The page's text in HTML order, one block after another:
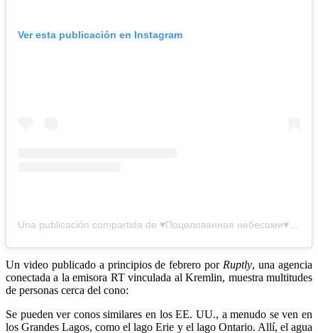
Ver esta publicación en Instagram
Un video publicado a principios de febrero por Ruptly, una agencia
conectada a la emisora ​​RT vinculada al Kremlin, muestra multitudes
de personas cerca del cono:
Se pueden ver conos similares en los EE. UU., a menudo se ven en
los Grandes Lagos, como el lago Erie y el lago Ontario. Allí, el agua